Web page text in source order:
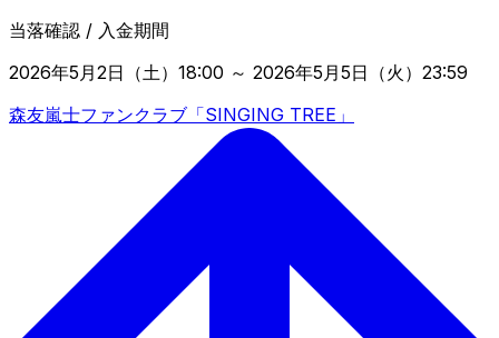
当落確認 / 入金期間
2026年5月2日（土）18:00 ～ 2026年5月5日（火）23:59
森友嵐士ファンクラブ「SINGING TREE」